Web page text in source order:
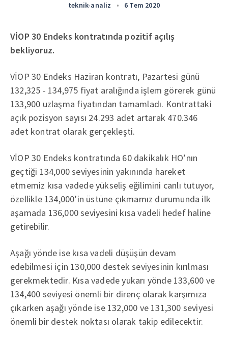
teknik-analiz • 6 Tem 2020
VİOP 30 Endeks kontratında pozitif açılış
bekliyoruz.
VİOP 30 Endeks Haziran kontratı, Pazartesi günü
132,325 - 134,975 fiyat aralığında işlem görerek günü
133,900 uzlaşma fiyatından tamamladı. Kontrattaki
açık pozisyon sayısı 24.293 adet artarak 470.346
adet kontrat olarak gerçekleşti.
VİOP 30 Endeks kontratında 60 dakikalık HO’nın
geçtiği 134,000 seviyesinin yakınında hareket
etmemiz kısa vadede yükseliş eğilimini canlı tutuyor,
özellikle 134,000’in üstüne çıkmamız durumunda ilk
aşamada 136,000 seviyesini kısa vadeli hedef haline
getirebilir.
Aşağı yönde ise kısa vadeli düşüşün devam
edebilmesi için 130,000 destek seviyesinin kırılması
gerekmektedir. Kısa vadede yukarı yönde 133,600 ve
134,400 seviyesi önemli bir direnç olarak karşımıza
çıkarken aşağı yönde ise 132,000 ve 131,300 seviyesi
önemli bir destek noktası olarak takip edilecektir.